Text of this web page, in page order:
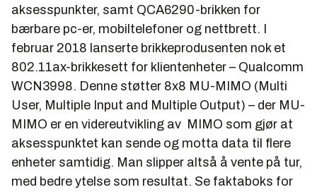
aksesspunkter, samt QCA6290-brikken for
bærbare pc-er, mobiltelefoner og nettbrett. I
februar 2018 lanserte brikkeprodusenten nok et
802.11ax-brikkesett for klientenheter – Qualcomm
WCN3998. Denne støtter 8x8 MU-MIMO (Multi
User, Multiple Input and Multiple Output) – der MU-
MIMO er en videreutvikling av MIMO som gjør at
aksesspunktet kan sende og motta data til flere
enheter samtidig. Man slipper altså å vente på tur,
med bedre ytelse som resultat. Se faktaboks for